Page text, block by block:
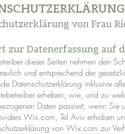
von Frau
zur Datenerfassung auf
dieser Seiten nehmen den
und entsprechend der
Datenschutzerklärung inklusive
erheben, wie, und zu
Daten passiert, wenn
Wix.com, Tel Aviv erhoben
von Wix.com zur